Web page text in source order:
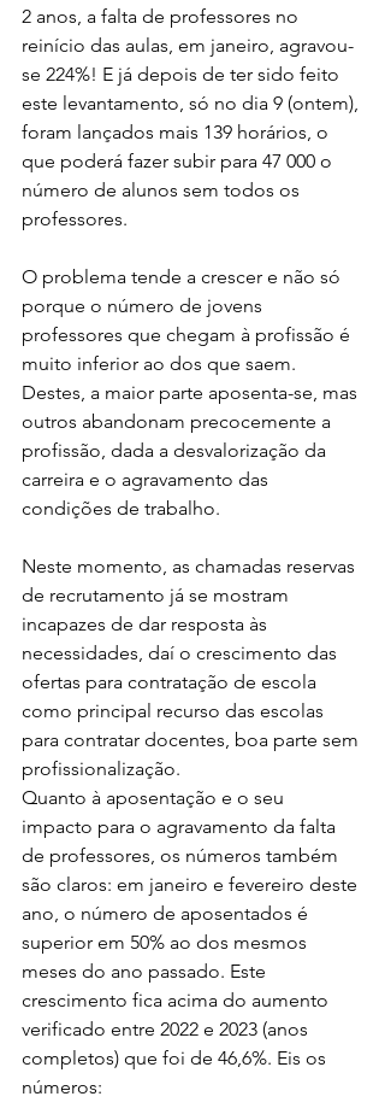
2 anos, a falta de professores no
reinício das aulas, em janeiro, agravou-
se 224%! E já depois de ter sido feito
este levantamento, só no dia 9 (ontem),
foram lançados mais 139 horários, o
que poderá fazer subir para 47 000 o
número de alunos sem todos os
professores.
O problema tende a crescer e não só
porque o número de jovens
professores que chegam à profissão é
muito inferior ao dos que saem.
Destes, a maior parte aposenta-se, mas
outros abandonam precocemente a
profissão, dada a desvalorização da
carreira e o agravamento das
condições de trabalho.
Neste momento, as chamadas reservas
de recrutamento já se mostram
incapazes de dar resposta às
necessidades, daí o crescimento das
ofertas para contratação de escola
como principal recurso das escolas
para contratar docentes, boa parte sem
profissionalização.
Quanto à aposentação e o seu
impacto para o agravamento da falta
de professores, os números também
são claros: em janeiro e fevereiro deste
ano, o número de aposentados é
superior em 50% ao dos mesmos
meses do ano passado. Este
crescimento fica acima do aumento
verificado entre 2022 e 2023 (anos
completos) que foi de 46,6%. Eis os
números: